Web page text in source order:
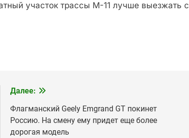
участок трассы М-11 лучше выезжать с
Далее:
Флагманский Geely Emgrand GT покинет
Россию. На смену ему придет еще более
дорогая модель